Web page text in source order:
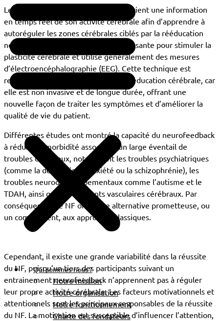
Qui sommes-nous ?
Notre mission
Notre organisation
Notre fonctionnement
Charte des fondateurs
Le neurofeedback (NF) renvoie au patient une information
en temps réel de son activité cérébrale afin d’apprendre à
autoréguler les zones cérébrales ciblés par la rééducation
neurale. Le NF est une technique puissante pour stimuler la
plasticité cérébrale et utilise généralement des mesures
d’électroencéphalographie (EEG). Cette technique est
reconnue comme prometteuse en rééducation cérébrale, car
elle est non invasive et de longue durée, offrant une
nouvelle façon de traiter les symptômes et d’améliorer la
qualité de vie du patient.
Différentes études ont montré la capacité du neurofeedback
à réduire la morbidité associée à un large éventail de
troubles cérébraux, notamment les troubles psychiatriques
(comme la dépression, l’anxiété ou la schizophrénie), les
troubles neurodéveloppementaux comme l’autisme et le
TDAH, ainsi que les accidents vasculaires cérébraux. Par
conséquences, le NF offre une alternative prometteuse, ou
un complément, aux approches classiques.
Cependant, il existe une grande variabilité dans la réussite
du NF, puisqu’un tiers des participants suivant un
entrainement neurofeedback n’apprennent pas à réguler
leur propre activité cérébrale. Les facteurs motivationnels et
attentionnels sont les principaux responsables de la réussite
du NF. La motivation est susceptible d’influencer l’attention,